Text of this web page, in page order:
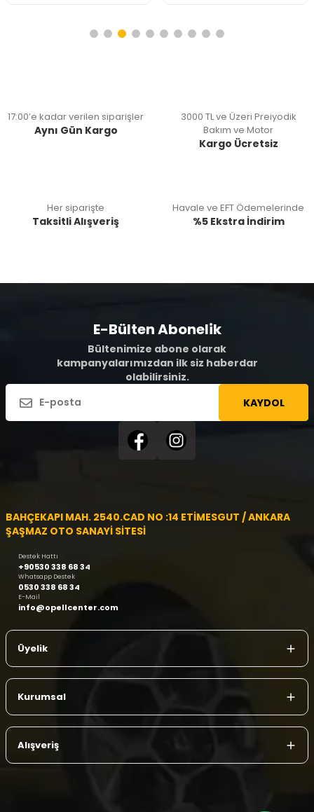
17:00’e kadar verilen siparişler
Aynı Gün Kargo
3000 TL ve Üzeri Preiyodik
Bakım ve Motor
Kargo Ücretsiz
Her siparişte
Taksitli Alışveriş
Havale ve EFT Ödemelerinde
%5 Ekstra İndirim
E-Bülten Abonelik
Bültenimize abone olarak
kampanyalarımızdan ilk siz haberdar
olabilirsiniz.
KAYDOL
BAHÇEKAPI MAH. 2540.CAD NO :14 ETİMESGUT / ANKARA
ŞAŞMAZ OTO SANAYİ SİTESİ
Destek Hattı
+90530 338 68 34
Whatsapp Destek
0530 338 68 34
E-Mail
info@opellcenter.com
Üyelik
Kurumsal
Alışveriş